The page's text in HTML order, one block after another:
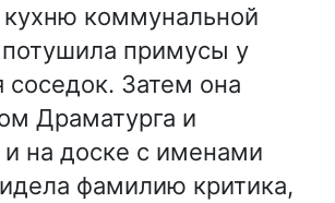
кухню коммунальной
примусы у
соседок. Затем она
Драматурга и
и на доске с именами
фамилию критика,